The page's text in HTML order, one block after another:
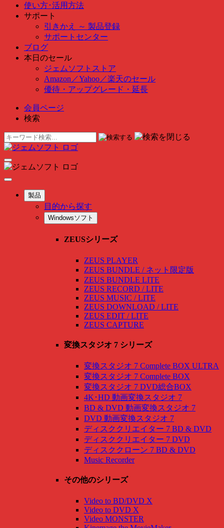
使い方･活用方法
サポート
引きかえ ～ 製品登録
サポートセンター
ブログ
本日のセール
ジェムソフトストア
Amazon ／Yahoo ／楽天のセール
優待・アップグレード・延長
会員ページ
検索
製品
目的から探す
Windowsソフト
ZEUSシリーズ
ZEUS PLAYER
ZEUS BUNDLE / ネット限定版
ZEUS BUNDLE LITE
ZEUS RECORD / LITE
ZEUS MUSIC / LITE
ZEUS DOWNLOAD / LITE
ZEUS EDIT / LITE
ZEUS CAPTURE
変換スタジオ 7 シリーズ
変換スタジオ 7 Complete BOX ULTRA
変換スタジオ 7 Complete BOX
変換スタジオ 7 DVD総合BOX
4K･HD 動画変換スタジオ 7
BD & DVD 動画変換スタジオ 7
DVD 動画変換スタジオ 7
ディスククリエイター 7 BD & DVD
ディスククリエイター 7 DVD
ディスククローン 7 BD & DVD
Music Recorder
その他のシリーズ
Video to BD/DVD X
Video to DVD X
Video MONSTER